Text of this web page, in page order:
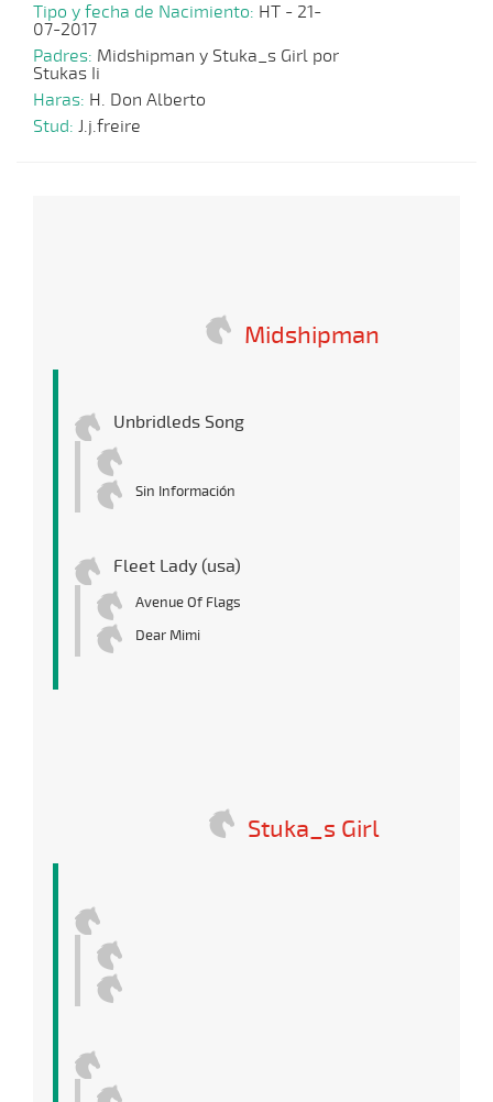
Tipo y fecha de Nacimiento: HT - 21-
07-2017
Padres: Midshipman y Stuka_s Girl por
Stukas Ii
Haras: H. Don Alberto
Stud: J.j.freire
Midshipman
Unbridleds Song
Sin Información
Fleet Lady (usa)
Avenue Of Flags
Dear Mimi
Stuka_s Girl